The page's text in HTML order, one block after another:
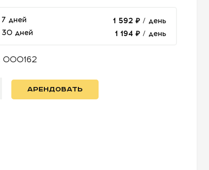
7 дней 1 592 ₽/ день
30 дней 1 194 ₽/ день
000162
АРЕНДОВАТЬ